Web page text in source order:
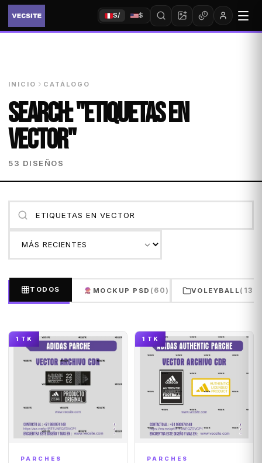
S/ $
INICIO CATÁLOGO
SEARCH: "ETIQUETAS EN
VECTOR"
53 DISEÑOS
TODOS MOCKUP PSD (60) VOLEYBALL (132)
1 TK
PARCHES
1 TK
PARCHES